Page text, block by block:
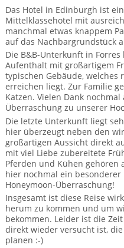
England
Schottland
Wales
Minibustouren
Reisen durch England und Wales
Reisen durch Schottland per
Wandern in Cornwall (South
Wandern in England
Wandern in Schottland
Wandern in Wales
Rosamunde Pilcher Reisen durch
Unsere Familienreisen
Whiskyreisen Schottland
Kontakt
Feedback
FAQs
Anreise nach Großbritannien
Bezahlung Ihrer Großbritannien
Checkliste
Großbritannien - Facts & Figures
Großbritannien Urlaub mit Hund
Gutscheine - verschenken Sie
Individuelle Familienreisen in
Links
Mietwagen & Verkehr
Reiseunterlagen
Urlaub in Großbritannien
Versicherungsschutz
Das Hotel in Edinburgh ist
Mittelklassehotel mit
manchmal etwas knappem
auf das Nachbargrundstück
Die B&B-Unterkunft in
Aufenthalt mit großartigem
typischen Gebäude,
erreichen liegt. Zur Familie
Katzen. Vielen Dank
Überraschung zu unserer
Die letzte Unterkunft liegt
hier überzeugt neben den
großartigen Aussicht direkt
mit viel Liebe zubereitete
Pferden und Kühen gehören
hier nochmal ein
Honeymoon-Überraschung!
Insgesamt ist diese Reise
herum zu kommen und um
bekommen. Leider ist die
direkt wieder versucht ist,
planen :-)